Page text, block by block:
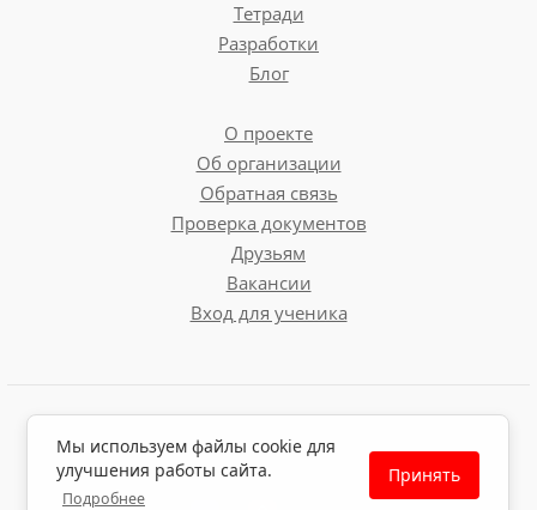
Тетради
Разработки
Блог
О проекте
Об организации
Обратная связь
Проверка документов
Друзьям
Вакансии
Вход для ученика
Политика обработки персональных данных
Политика использования файлов cookie
Мы используем файлы cookie для
улучшения работы сайта.
Подробнее
Принять